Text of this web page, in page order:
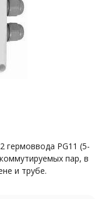
PG11 (5-
пар, в
и трубе.